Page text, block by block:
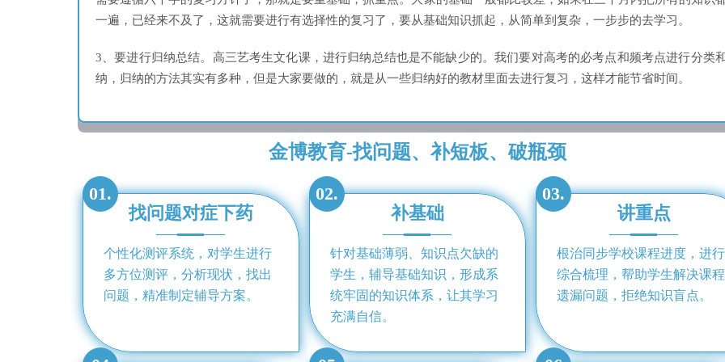
一遍，已经来不及了，这就需要进行有选择性的复习了，要从基础知识抓起，从简单到复杂，一步步的去学习。
3、要进行归纳总结。高三艺考生文化课，进行归纳总结也是不能缺少的。我们要对高考的必考点和频考点进行分类
纳，归纳的方法其实有多种，但是大家要做的，就是从一些归纳好的教材里面去进行复习，这样才能节省时间。
金博教育-找问题、补短板、破瓶颈
01.
找问题对症下药
个性化测评系统，对学生进行
多方位测评，分析现状，找出
问题，精准制定辅导方案。
02.
补基础
针对基础薄弱、知识点欠缺的
学生，辅导基础知识，形成系
统牢固的知识体系，让其学习
充满自信。
03.
讲重点
根治同步学校课程进度，进行
综合梳理，帮助学生解决课程
遗漏问题，拒绝知识盲点。